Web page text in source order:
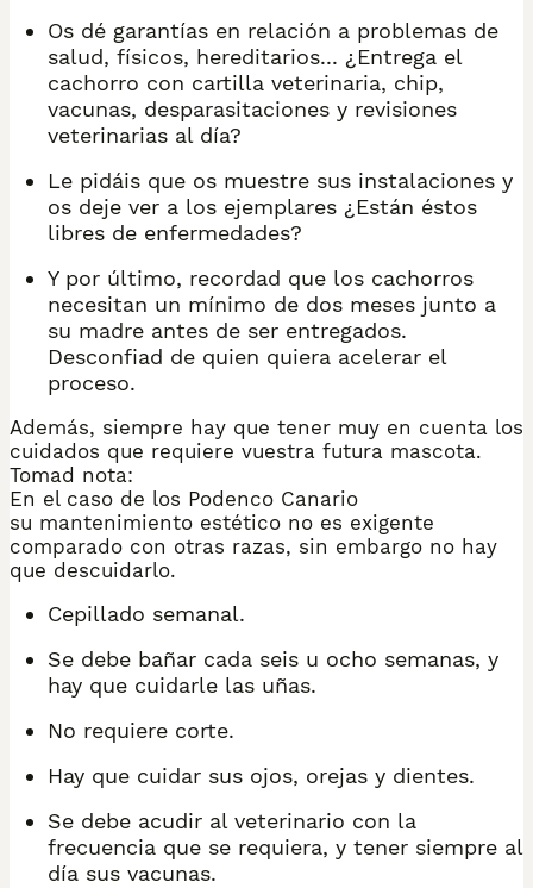
Os dé garantías en relación a problemas de
salud, físicos, hereditarios... ¿Entrega el
cachorro con cartilla veterinaria, chip,
vacunas, desparasitaciones y revisiones
veterinarias al día?
Le pidáis que os muestre sus instalaciones y
os deje ver a los ejemplares ¿Están éstos
libres de enfermedades?
Y por último, recordad que los cachorros
necesitan un mínimo de dos meses junto a
su madre antes de ser entregados.
Desconfiad de quien quiera acelerar el
proceso.
Además, siempre hay que tener muy en cuenta los
cuidados que requiere vuestra futura mascota.
Tomad nota:
En el caso de los Podenco Canario
su mantenimiento estético no es exigente
comparado con otras razas, sin embargo no hay
que descuidarlo.
Cepillado semanal.
Se debe bañar cada seis u ocho semanas, y
hay que cuidarle las uñas.
No requiere corte.
Hay que cuidar sus ojos, orejas y dientes.
Se debe acudir al veterinario con la
frecuencia que se requiera, y tener siempre al
día sus vacunas.